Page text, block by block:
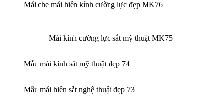
Mái che mái hiên kính cường lực đẹp MK76
Mái kính cường lực sắt mỹ thuật MK75
Mẫu mái kính sắt mỹ thuật đẹp 74
Mẫu mái hiên sắt nghệ thuật đẹp 73